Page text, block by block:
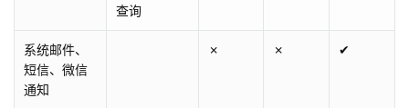
查询
系统邮件、
短信、微信
通知
✗ ✗ ✔